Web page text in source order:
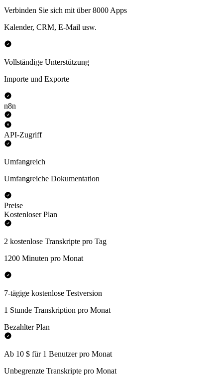
Verbinden Sie sich mit über 8000 Apps
Kalender, CRM, E-Mail usw.
Vollständige Unterstützung
Importe und Exporte
n8n
API-Zugriff
Umfangreich
Umfangreiche Dokumentation
Preise
Kostenloser Plan
2 kostenlose Transkripte pro Tag
1200 Minuten pro Monat
7-tägige kostenlose Testversion
1 Stunde Transkription pro Monat
Bezahlter Plan
Ab 10 $ für 1 Benutzer pro Monat
Unbegrenzte Transkripte pro Monat